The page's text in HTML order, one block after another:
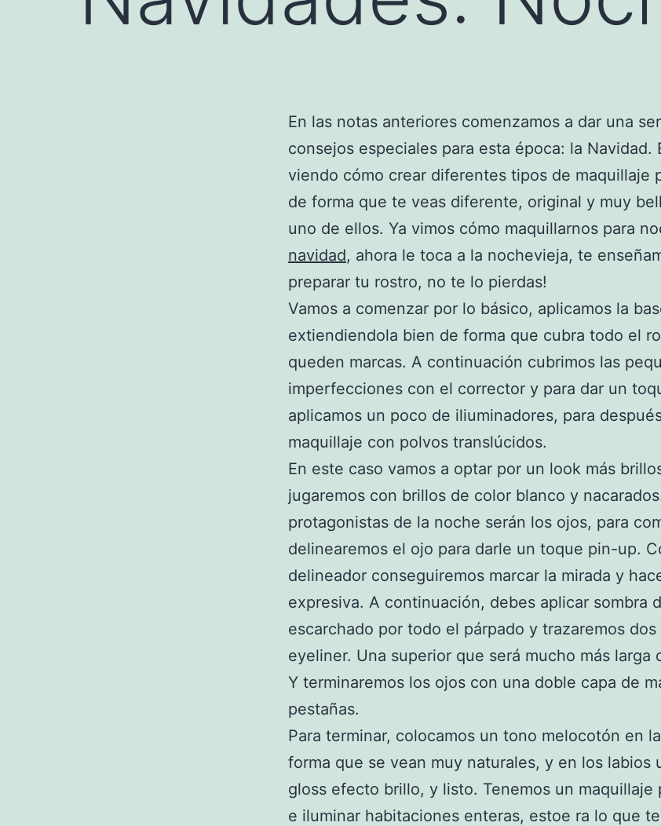
En las notas anteriores comenzamos a dar una
consejos especiales para esta época: la Navidad.
viendo cómo crear diferentes tipos de maquillaje
de forma que te veas diferente, original y muy
uno de ellos. Ya vimos cómo maquillarnos para
navidad, ahora le toca a la nochevieja, te
preparar tu rostro, no te lo pierdas!
Vamos a comenzar por lo básico, aplicamos la
extiendiendola bien de forma que cubra todo el
queden marcas. A continuación cubrimos las
imperfecciones con el corrector y para dar un
aplicamos un poco de iliuminadores, para
maquillaje con polvos translúcidos.
En este caso vamos a optar por un look más
jugaremos con brillos de color blanco y
protagonistas de la noche serán los ojos, para
delinearemos el ojo para darle un toque pin-up.
delineador conseguiremos marcar la mirada y
expresiva. A continuación, debes aplicar sombra
escarchado por todo el párpado y trazaremos
eyeliner. Una superior que será mucho más larga
Y terminaremos los ojos con una doble capa de
pestañas.
Para terminar, colocamos un tono melocotón en
forma que se vean muy naturales, y en los labios
gloss efecto brillo, y listo. Tenemos un maquillaje
e iluminar habitaciones enteras, estoe ra lo que